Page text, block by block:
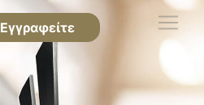
Εγγραφείτε